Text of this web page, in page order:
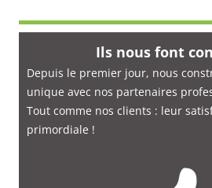
Ils nous font
Depuis le premier jour, nous
unique avec nos partenaires
Tout comme nos clients : leur
primordiale !